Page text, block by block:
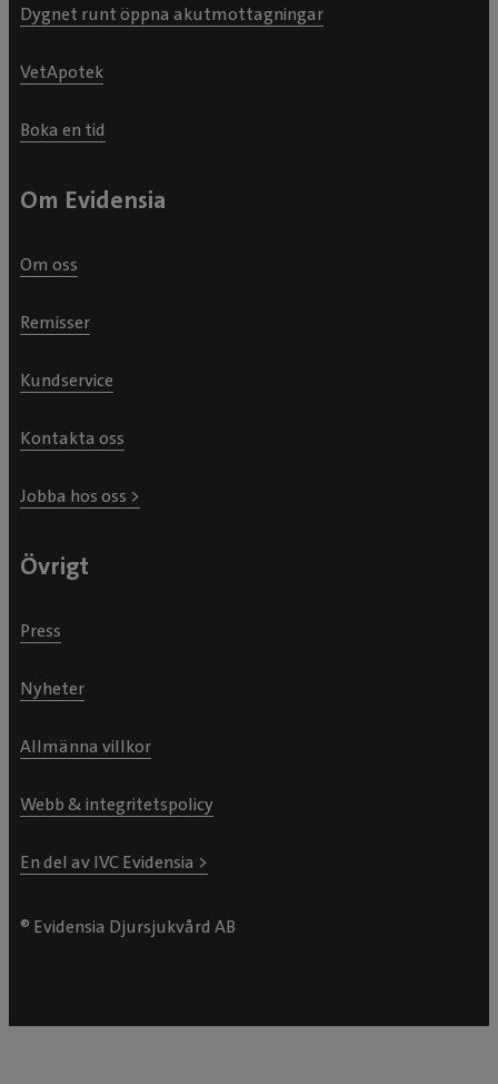
Dygnet runt öppna akutmottagningar
VetApotek
Boka en tid
Om Evidensia
Om oss
Remisser
Kundservice
Kontakta oss
Jobba hos oss >
Övrigt
Press
Nyheter
Allmänna villkor
Webb & integritetspolicy
En del av IVC Evidensia >
® Evidensia Djursjukvård AB